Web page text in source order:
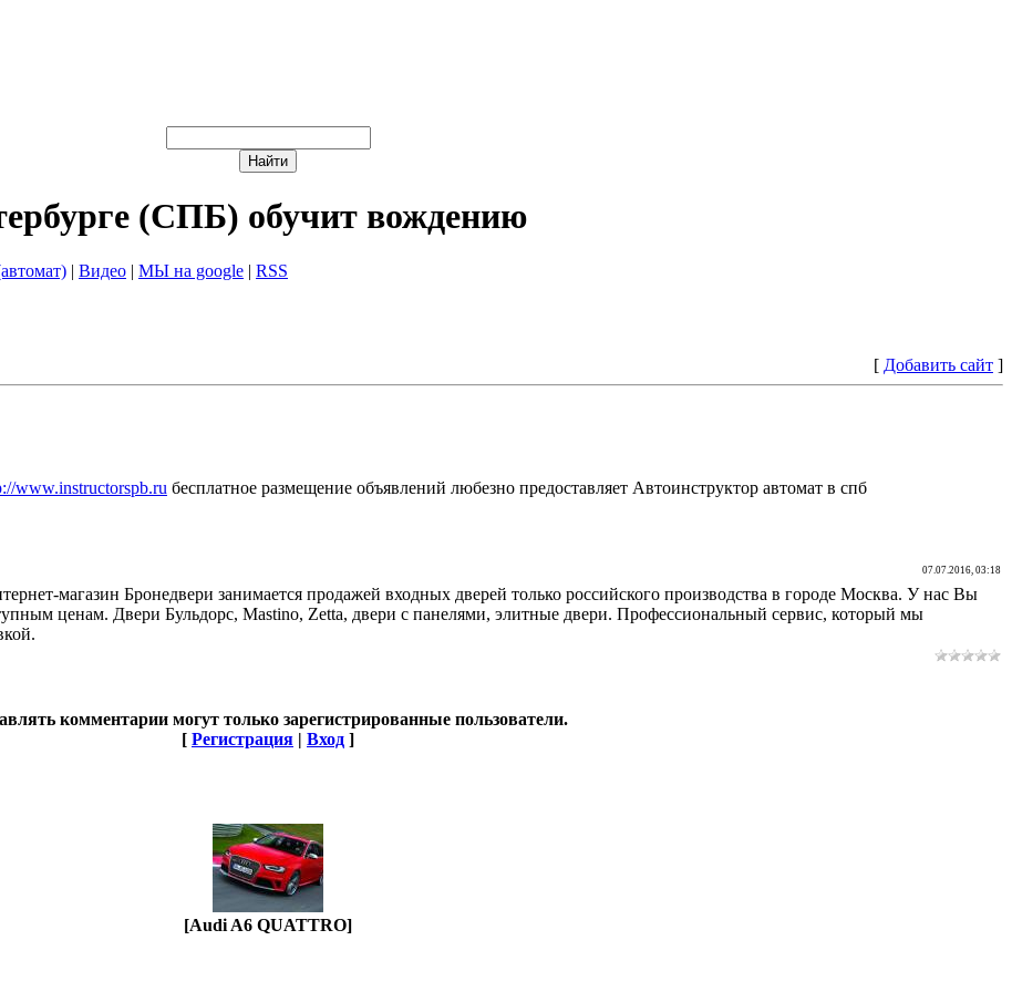
(СПБ) обучит вождению
| Видео | МЫ на google | RSS
[ Добавить сайт ]
www.instructorspb.ru бесплатное размещение объявлений любезно предоставляет Автоинструктор автомат в спб
07.07.2016, 03:18
магазин Бронедвери занимается продажей входных дверей только российского производства в городе Москва. У нас Вы
ценам. Двери Бульдорс, Mastino, Zetta, двери с панелями, элитные двери. Профессиональный сервис, который мы
комментарии могут только зарегистрированные пользователи.
[ Регистрация | Вход ]
[Audi A6 QUATTRO]